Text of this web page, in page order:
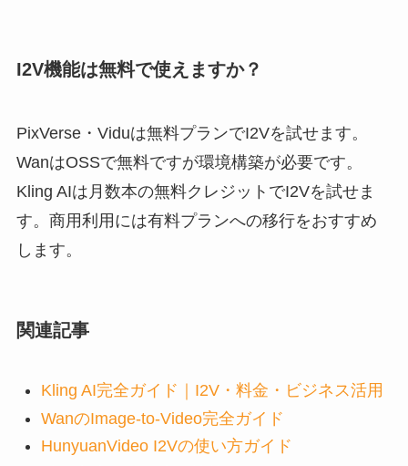
I2V機能は無料で使えますか？
PixVerse・Viduは無料プランでI2Vを試せます。
WanはOSSで無料ですが環境構築が必要です。
Kling AIは月数本の無料クレジットでI2Vを試せま
す。商用利用には有料プランへの移行をおすすめ
します。
関連記事
Kling AI完全ガイド｜I2V・料金・ビジネス活用
WanのImage-to-Video完全ガイド
HunyuanVideo I2Vの使い方ガイド